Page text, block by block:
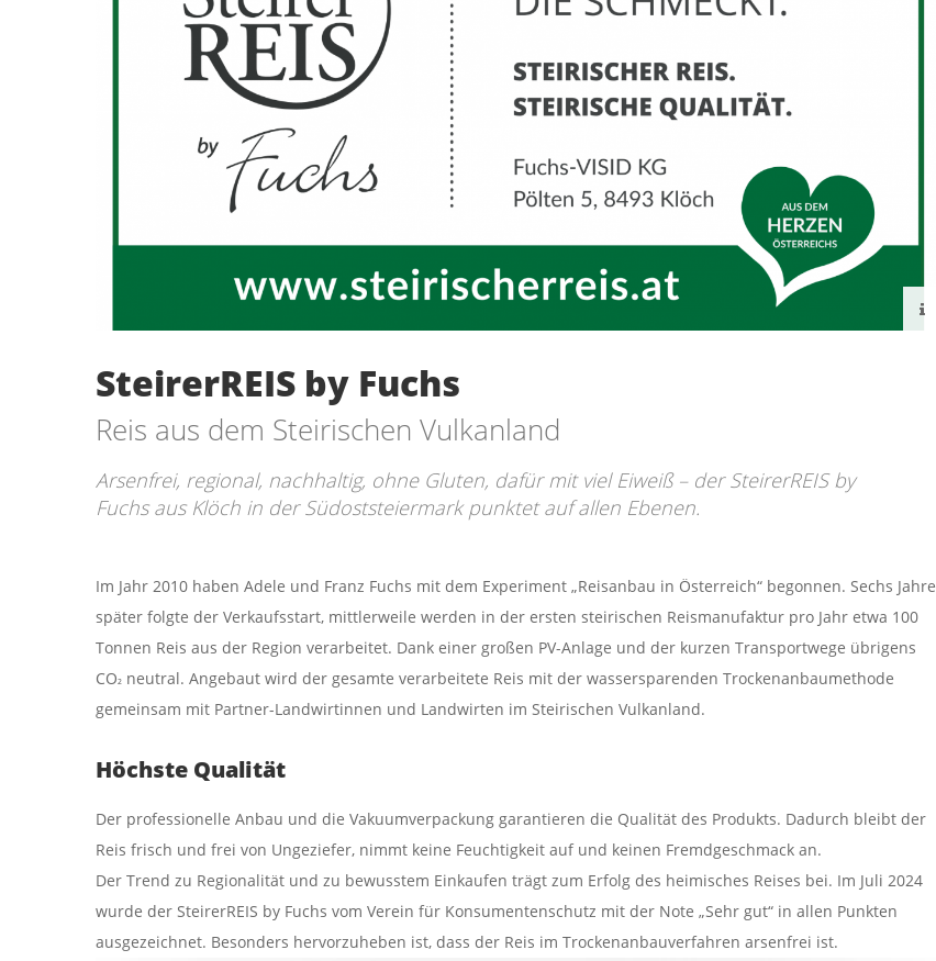
SteirerREIS by Fuchs
Reis aus dem Steirischen Vulkanland
Arsenfrei, regional, nachhaltig, ohne Gluten, dafür mit viel Eiweiß – der SteirerREIS by
Fuchs aus Klöch in der Südoststeiermark punktet auf allen Ebenen.
Im Jahr 2010 haben Adele und Franz Fuchs mit dem Experiment „Reisanbau in Österreich“ begonnen. Sechs Jahre
später folgte der Verkaufsstart, mittlerweile werden in der ersten steirischen Reismanufaktur pro Jahr etwa 100
Tonnen Reis aus der Region verarbeitet. Dank einer großen PV-Anlage und der kurzen Transportwege übrigens
CO² neutral. Angebaut wird der gesamte verarbeitete Reis mit der wassersparenden Trockenanbaumethode
gemeinsam mit Partner-Landwirtinnen und Landwirten im Steirischen Vulkanland.
Höchste Qualität
Der professionelle Anbau und die Vakuumverpackung garantieren die Qualität des Produkts. Dadurch bleibt der
Reis frisch und frei von Ungeziefer, nimmt keine Feuchtigkeit auf und keinen Fremdgeschmack an.
Der Trend zu Regionalität und zu bewusstem Einkaufen trägt zum Erfolg des heimisches Reises bei. Im Juli 2024
wurde der SteirerREIS by Fuchs vom Verein für Konsumentenschutz mit der Note „Sehr gut“ in allen Punkten
ausgezeichnet. Besonders hervorzuheben ist, dass der Reis im Trockenanbauverfahren arsenfrei ist.